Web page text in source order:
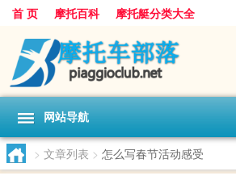
首 页 摩托百科 摩托艇分类大全
网站导航
> 文章列表 > 怎么写春节活动感受